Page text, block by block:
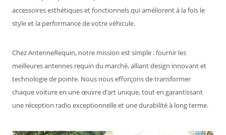
accessoires esthétiques et fonctionnels qui améliorent à la fois le
style et la performance de votre véhicule.
Chez AntenneRequin, notre mission est simple : fournir les
meilleures antennes requin du marché, alliant design innovant et
technologie de pointe. Nous nous efforçons de transformer
chaque voiture en une œuvre d’art unique, tout en garantissant
une réception radio exceptionnelle et une durabilité à long terme.